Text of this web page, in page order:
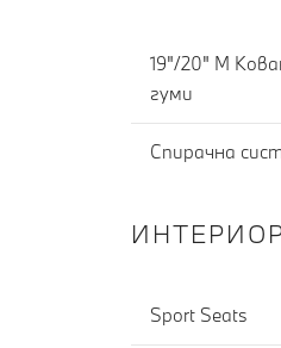
19"/20" M
гуми
Спирачна
Sport Seats